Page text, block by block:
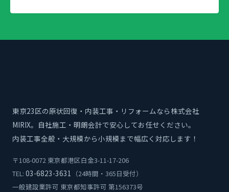
東京23区の原状回復・内装工事・リフォームなら株式会社
MIRIX。自社施工・明朗会計で安心してお任せください。
内装工事全般・大規模から小規模まで幅広く対応します！
〒108-0072 東京都港区白金3-11-17-206
TEL: 03-6823-3631
（24時間・365日受付）
一般建設業許可 東京都知事許可 第156373号